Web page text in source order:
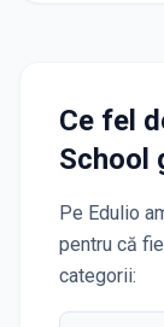
Ce fel
School
Pe Edulio
pentru că
categorii: